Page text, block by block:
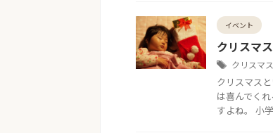
イベント
クリスマ
クリスマス
クリスマス
は喜んでく
すよね。 小